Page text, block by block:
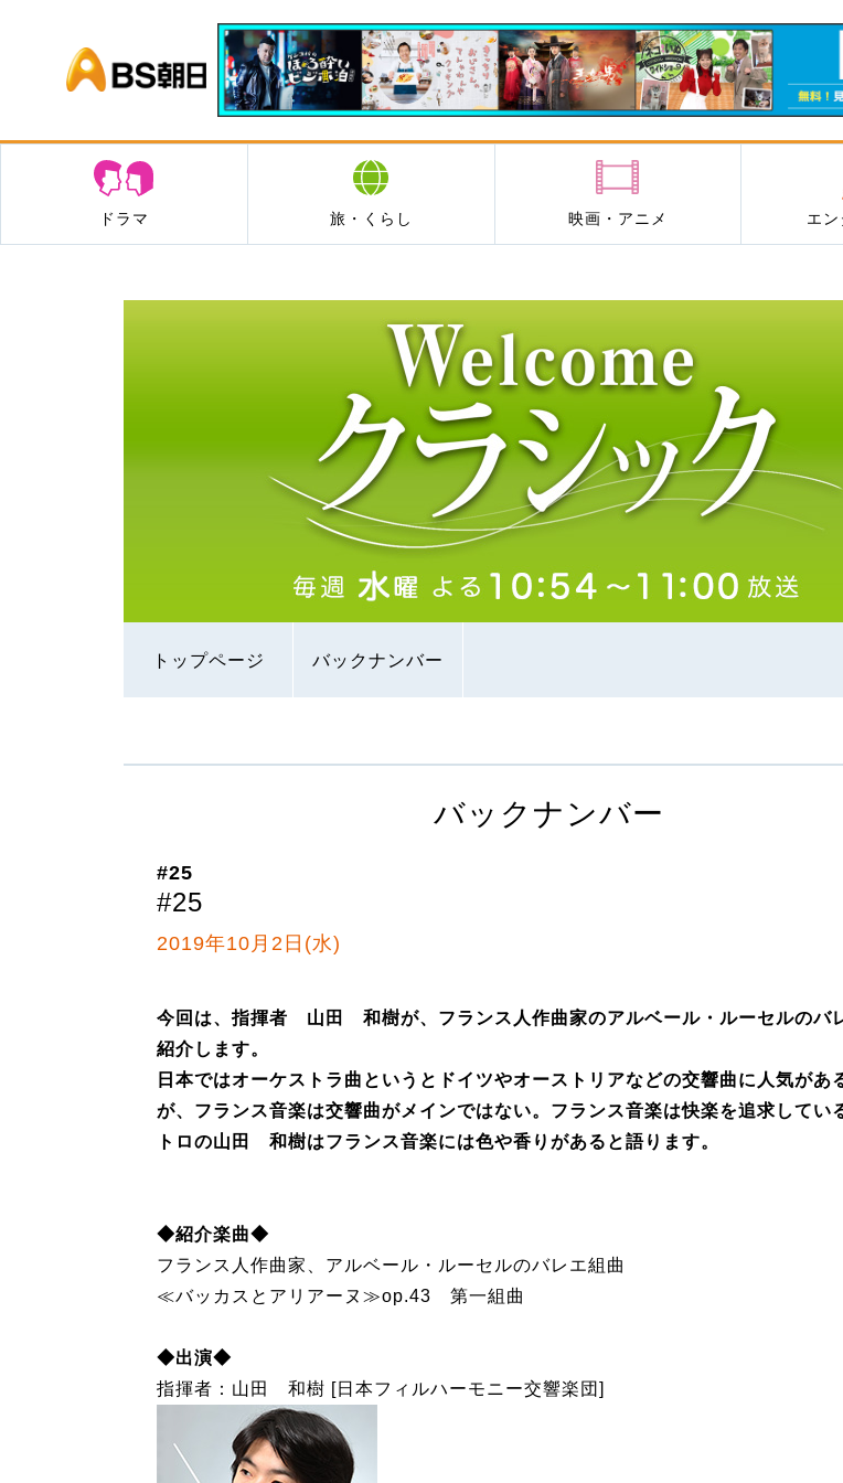
BS朝日
ドラマ 旅・くらし 映画・アニメ エ
トップページ バックナンバー
バックナンバー
#25
#25
2019年10月2日(水)
今回は、指揮者 山田 和樹が、フランス人作曲家のアルベール・ルーセルのバ
紹介します。
日本ではオーケストラ曲というとドイツやオーストリアなどの交響曲に人気があ
が、フランス音楽は交響曲がメインではない。フランス音楽は快楽を追求してい
トロの山田 和樹はフランス音楽には色や香りがあると語ります。
◆紹介楽曲◆
フランス人作曲家、アルベール・ルーセルのバレエ組曲
≪バッカスとアリアーヌ≫op.43 第一組曲
◆出演◆
指揮者：山田 和樹 [日本フィルハーモニー交響楽団]